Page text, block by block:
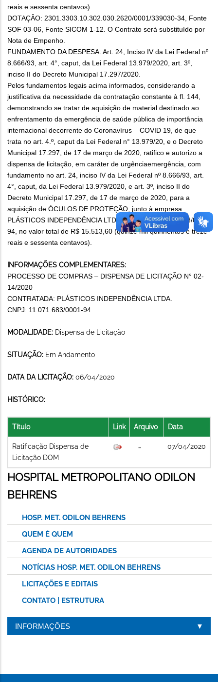
reais e sessenta centavos)
DOTAÇÂO: 2301.3303.10.302.030.2620/0001/339030-34, Fonte
SOF 03-06, Fonte SICOM 1-12. O Contrato será substituído por
Nota de Empenho.
FUNDAMENTO DA DESPESA: Art. 24, Inciso IV da Lei Federal nº
8.666/93, art. 4°, caput, da Lei Federal 13.979/2020, art. 3º,
inciso II do Decreto Municipal 17.297/2020.
Pelos fundamentos legais acima informados, considerando a
justificativa da necessidade da contratação constante à fl. 144,
demonstrando se tratar de aquisição de material destinado ao
enfrentamento da emergência de saúde pública de importância
internacional decorrente do Coronavírus – COVID 19, de que
trata no art. 4.º, caput da Lei Federal n° 13.979/20, e o Decreto
Municipal 17.297, de 17 de março de 2020, ratifico e autorizo a
dispensa de licitação, em caráter de urgênciaemergência, com
fundamento no art. 24, inciso IV da Lei Federal nº 8.666/93, art.
4°, caput, da Lei Federal 13.979/2020, e art. 3º, inciso II do
Decreto Municipal 17.297, de 17 de março de 2020, para a
aquisição de ÓCULOS DE PROTEÇÃO, junto à empresa
PLÁSTICOS INDEPENDÊNCIA LTDA., CNPJ n.º 11.071.683/0001-
94, no valor total de R$ 15.513,60 (quinze mil quinhentos e treze
reais e sessenta centavos).
INFORMAÇÕES COMPLEMENTARES:
PROCESSO DE COMPRAS – DISPENSA DE LICITAÇÃO N° 02-
14/2020
CONTRATADA: PLÁSTICOS INDEPENDÊNCIA LTDA.
CNPJ: 11.071.683/0001-94
MODALIDADE: Dispensa de Licitação
SITUAÇÃO: Em Andamento
DATA DA LICITAÇÃO: 06/04/2020
HISTÓRICO:
Título Link Arquivo Data
Ratificação Dispensa de
Licitação DOM
07/04/2020
HOSPITAL METROPOLITANO ODILON
BEHRENS
HOSP. MET. ODILON BEHRENS
QUEM É QUEM
AGENDA DE AUTORIDADES
NOTÍCIAS HOSP. MET. ODILON BEHRENS
LICITAÇÕES E EDITAIS
CONTATO | ESTRUTURA
INFORMAÇÕES